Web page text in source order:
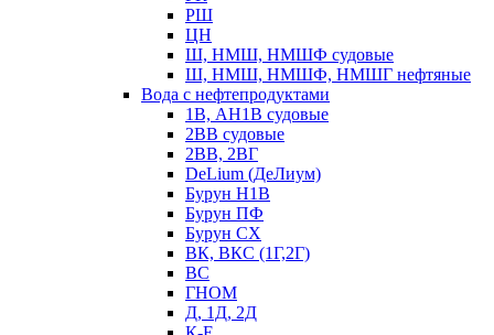
РШ
ЦН
Ш, НМШ, НМШФ судовые
Ш, НМШ, НМШФ, НМШГ нефтяные
Вода с нефтепродуктами
1В, АН1В судовые
2ВВ судовые
2ВВ, 2ВГ
DeLium (ДеЛиум)
Бурун Н1В
Бурун ПФ
Бурун СХ
ВК, ВКС (1Г,2Г)
ВС
ГНОМ
Д, 1Д, 2Д